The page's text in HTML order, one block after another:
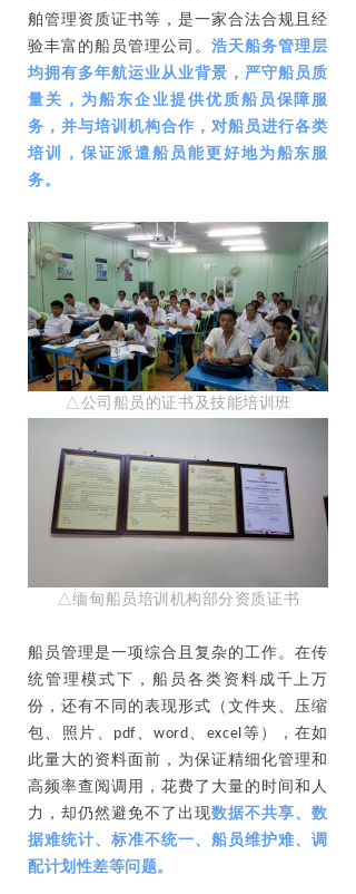
舶管理资质证书等，是一家合法合规且经
验丰富的船员管理公司。浩天船务管理层
均拥有多年航运业从业背景，严守船员质
量关，为船东企业提供优质船员保障服
务，并与培训机构合作，对船员进行各类
培训，保证派遣船员能更好地为船东服
务。
△公司船员的证书及技能培训班
△缅甸船员培训机构部分资质证书
船员管理是一项综合且复杂的工作。在传
统管理模式下，船员各类资料成千上万
份，还有不同的表现形式（文件夹、压缩
包、照片、pdf、word、excel等），在如
此量大的资料面前，为保证精细化管理和
高频率查阅调用，花费了大量的时间和人
力，却仍然避免不了出现数据不共享、数
据难统计、标准不统一、船员维护难、调
配计划性差等问题。